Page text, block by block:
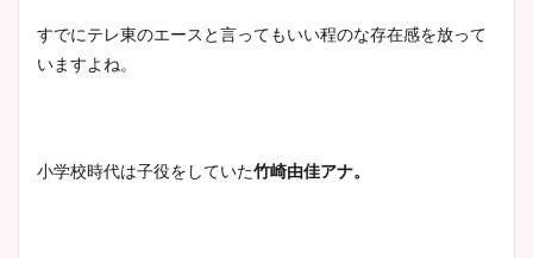
すでにテレ東のエースと言ってもいい程のな存在感を放って
いますよね。
小学校時代は子役をしていた竹崎由佳アナ。